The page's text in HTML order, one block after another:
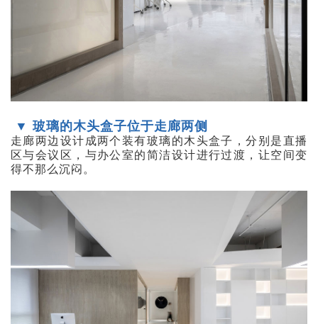
▼ 玻璃的木头盒子位于走廊两侧
走廊两边设计成两个装有玻璃的木头盒子，分别是直播
区与会议区，与办公室的简洁设计进行过渡，让空间变
得不那么沉闷。